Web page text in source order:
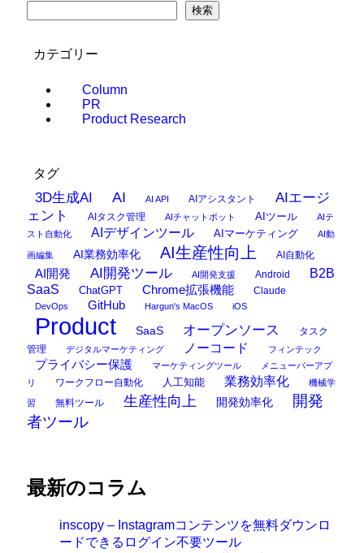
検索
カテゴリー
Column
PR
Product Research
タグ
3D生成AI AI AI API AIアシスタント
AIエージ
ェント
AIタスク管理 AIチャットボット AIツール
AIテ
スト自動化
AIデザインツール AIマーケティング AI動
画編集 AI業務効率化 AI生産性向上 AI自動化
AI開発 AI開発ツール AI開発支援 Android
B2B
SaaS
ChatGPT Chrome拡張機能 Claude
DevOps GitHub Hargun's MacOS iOS
Product SaaS オープンソース
タスク
管理
デジタルマーケティング ノーコード フィンテック
プライバシー保護 マーケティングツール
メニューバーアプ
リ
ワークフロー自動化 人工知能 業務効率化 機械学
習 無料ツール 生産性向上 開発効率化
開発
者ツール
最新のコラム
inscopy – Instagramコンテンツを無料ダウンロ
ードできるログイン不要ツール